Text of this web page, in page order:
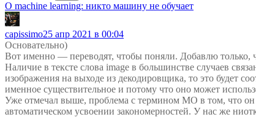
О machine learning: никто машину не обучает
capissimo25 апр 2021 в 00:04
Основательно)
Вот именно — переводят, чтобы поняли. Добавлю
Наличие в тексте слова image в большинстве случаев
изображения на выходе из декодировщика, то это будет
именное существительное и потому что оно может
Уже отмечал выше, проблема с термином МО в том, что
автоматическом усвоении закономерностей. У нас же